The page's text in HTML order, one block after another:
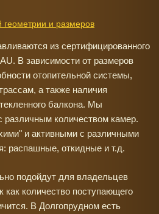
геометрии и размеров
из сертифицированного
В зависимости от размеров
отопительной системы,
а также наличия
балкона. Мы
различным количеством камер.
и активными с различными
распашные, откидные и т.д.
подойдут для владельцев
как количество поступающего
В Долгопрудном есть